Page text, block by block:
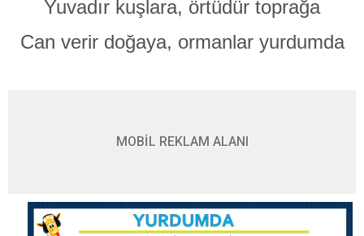
Yuvadır kuşlara, örtüdür toprağa
Can verir doğaya, ormanlar yurdumda
MOBİL REKLAM ALANI